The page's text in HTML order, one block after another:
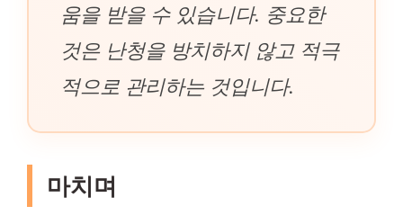
움을 받을 수 있습니다. 중요한
것은 난청을 방치하지 않고 적극
적으로 관리하는 것입니다.
마치며